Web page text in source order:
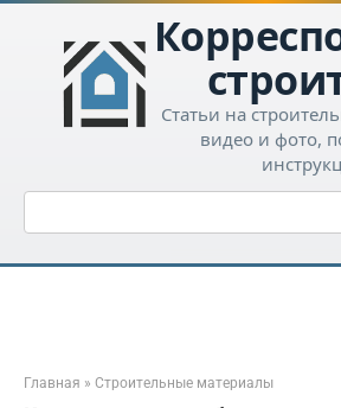
Перейти
контенту
Статьи на
видео и фото,
Поиск:
Главная » Строительные материалы